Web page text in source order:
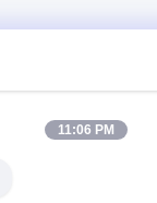
11:06 PM